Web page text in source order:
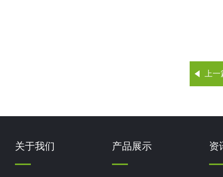
上
关于我们 产品展示 资